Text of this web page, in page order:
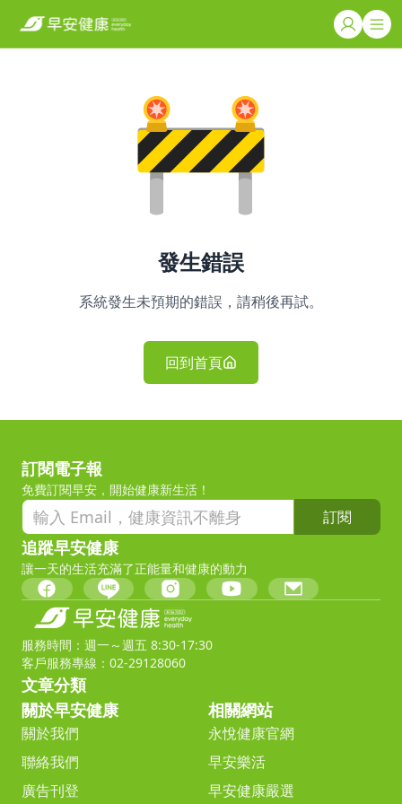
發生錯誤
系統發生未預期的錯誤，請稍後再試。
回到首頁
訂閱電子報
免費訂閱早安，開始健康新生活！
訂閱
追蹤早安健康
讓一天的生活充滿了正能量和健康的動力
服務時間：週一～週五 8:30-17:30
客戶服務專線：02-29128060
文章分類
關於早安健康
關於我們
聯絡我們
廣告刊登
相關網站
永悅健康官網
早安樂活
早安健康嚴選